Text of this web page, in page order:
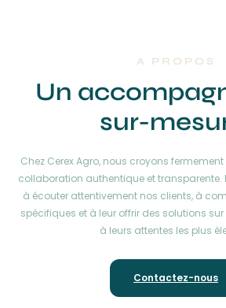
A PROPOS
Un
sur-
Chez Cerex Agro, nous croyons
collaboration authentique et transparente.
à écouter attentivement nos clients, à
spécifiques et à leur offrir des solutions
à leurs attentes les plus
Contactez-nous